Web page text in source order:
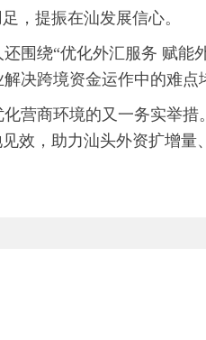
，提振在汕发展信心。
绕“优化外汇服务 赋能
决跨境资金运作中的难点
商环境的又一务实举措
效，助力汕头外资扩增量